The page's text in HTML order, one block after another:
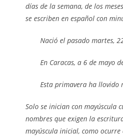
días de la semana, de los
se escriben en español con
Nació el pasado martes,
En Caracas, a 6 de mayo
Esta primavera ha llovido
Solo se inician con mayúscula
nombres que exigen la
mayúscula inicial, como